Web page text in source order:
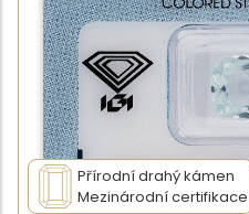
Přírodní drahý kámen
Mezinárodní certifikace